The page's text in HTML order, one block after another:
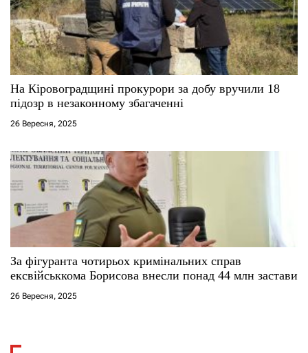
На Кіровоградщині прокурори за добу вручили 18
підозр в незаконному збагаченні
26 Вересня, 2025
За фігуранта чотирьох кримінальних справ
ексвійськкома Борисова внесли понад 44 млн застави
26 Вересня, 2025